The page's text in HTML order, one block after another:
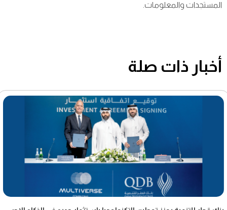
المستجدات والمعلومات.
أخبار ذات صلة